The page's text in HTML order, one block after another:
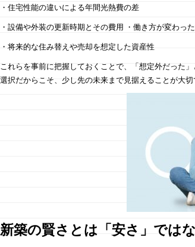
・住宅性能の違いによる年間光熱費の差
・設備や外装の更新時期とその費用 ・働き方が変わっ
・将来的な住み替えや売却を想定した資産性
これらを事前に把握しておくことで、「想定外だった
選択だからこそ、少し先の未来まで見据えることが大切
新築の賢さとは「安さ」では